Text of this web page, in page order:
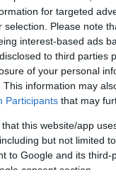
for targeted
selection. Please note
interest-based ads
to third parties
of your personal
This information may
Participants that may
that this website/app
but not limited
to Google and its
consent section.
μέσα στην
βαθμό,
τιμωρίες και τα
των παιδιών της
οι άνθρωποι
τωνπαιδικών